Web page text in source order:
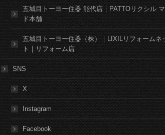
五城目トーヨー住器 能代店｜PATTOリクシル マ
ド本舗
五城目トーヨー住器（株）｜LIXILリフォームネ
ト｜リフォーム店
SNS
X
Instagram
Facebook